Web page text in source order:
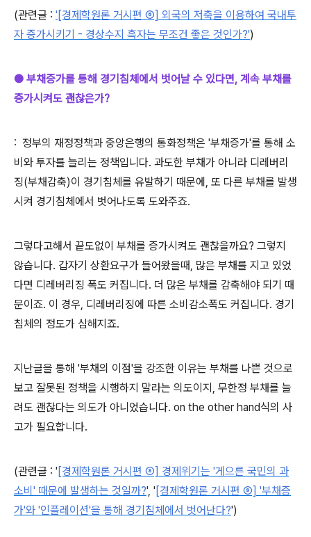
(관련글 : ' [경제학원론 거시편 ⑥] 외국의 저축을 이용하여 국내투
자 증가시키기 - 경상수지 흑자는 무조건 좋은 것인가?')
● 부채증가를 통해 경기침체에서 벗어날 수 있다면, 계속 부채를
증가시켜도 괜찮은가?
: 정부의 재정정책과 중앙은행의 통화정책은 '부채증가'를 통해 소
비와 투자를 늘리는 정책입니다. 과도한 부채가 아니라 디레버리
징(부채감축)이 경기침체를 유발하기 때문에, 또 다른 부채를 발생
시켜 경기침체에서 벗어나도록 도와주죠.
그렇다고해서 끝도없이 부채를 증가시켜도 괜찮을까요? 그렇지
않습니다. 갑자기 상환요구가 들어왔을때, 많은 부채를 지고 있었
다면 디레버리징 폭도 커집니다. 더 많은 부채를 감축해야 되기 때
문이죠. 이 경우, 디레버리징에 따른 소비감소폭도 커집니다. 경기
침체의 정도가 심해지죠.
지난글을 통해 '부채의 이점'을 강조한 이유는 부채를 나쁜 것으로
보고 잘못된 정책을 시행하지 말라는 의도이지, 무한정 부채를 늘
려도 괜찮다는 의도가 아니었습니다. on the other hand식의 사
고가 필요합니다.
(관련글 : ' [경제학원론 거시편 ⑧] 경제위기는 '게으른 국민의 과
소비' 때문에 발생하는 것일까?', ' [경제학원론 거시편 ⑨] '부채증
가'와 '인플레이션'을 통해 경기침체에서 벗어난다?')